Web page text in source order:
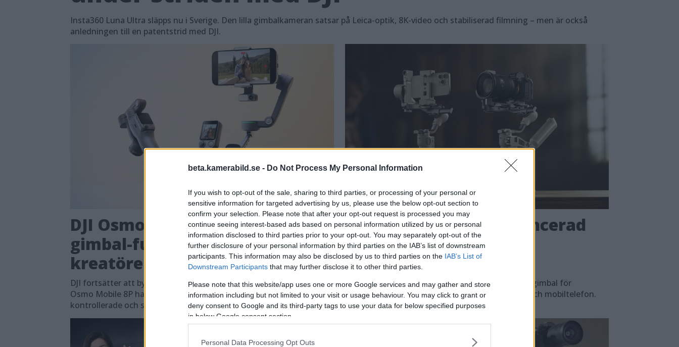
beta.kamerabild.se - Do Not Process My Personal Information
If you wish to opt-out of the sale, sharing to third parties, or processing of your personal or
sensitive information for targeted advertising by us, please use the below opt-out section to
confirm your selection. Please note that after your opt-out request is processed you may
continue seeing interest-based ads based on personal information utilized by us or personal
information disclosed to third parties prior to your opt-out. You may separately opt-out of the
further disclosure of your personal information by third parties on the IAB’s list of downstream
participants. This information may also be disclosed by us to third parties on the IAB’s List of
Downstream Participants that may further disclose it to other third parties.
Please note that this website/app uses one or more Google services and may gather and store
information including but not limited to your visit or usage behaviour. You may click to grant or
deny consent to Google and its third-party tags to use your data for below specified purposes
in below Google consent section.
Personal Data Processing Opt Outs
Insta360 Luna Ultra släpps nu i Sverige. Den lilla gimbalkameran satsar på Leica-optik, 8K-video och stabiliserad filmning – men är också
anledningen till en patentstrid med DJI.
DJI Osmo Mobile 8P – smartare
gimbal-funktioner för
kreatörer
DJI fortsätter att bygga ut sitt gimbalsortiment för mobiler. Nya
Osmo Mobile 8P har flera nya funktioner för den som vill få mer
kontrollerade och stabila klipp direkt med sin mobil.
DJI RS 4 Mini – mer avancerad
tracking & mjukare
stabilisering
DJI släpper nu en uppdaterad och mer avancerad gimbal för
handhållen stabilisering av både systemkamera och mobiltelefon.